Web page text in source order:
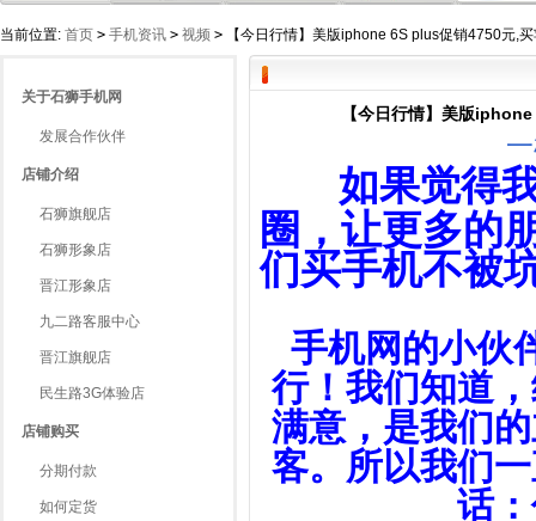
当前位置: 首页 > 手机资讯 > 视频 > 【今日行情】美版iphone 6S plus促销4750元,
关于石狮手机网
发展合作伙伴
店铺介绍
石狮旗舰店
石狮形象店
晋江形象店
九二路客服中心
晋江旗舰店
民生路3G体验店
店铺购买
分期付款
如何定货
【今日行情】美版
如果觉得
圈，让更多的
们买手机不被
手机网的小伙
行！我们知道
满意，是我们
客。所以我们
话